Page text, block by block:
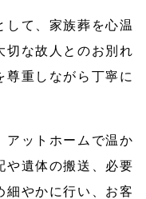
して、家族葬を心温
切な故人とのお別れ
尊重しながら丁寧に
アットホームで温か
や遺体の搬送、必要
細やかに行い、お客